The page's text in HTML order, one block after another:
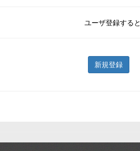
ユーザ登録すると
新規登録